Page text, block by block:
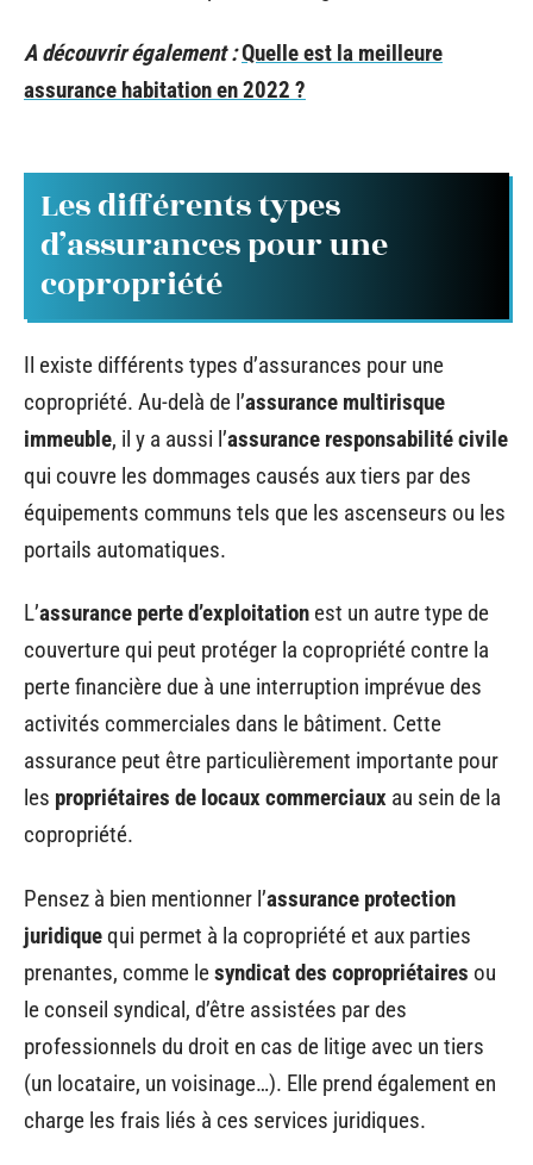
A découvrir également :Quelle est la meilleure
assurance habitation en 2022 ?
Les différents types
d’assurances pour une
copropriété
Il existe différents types d’assurances pour une
copropriété. Au-delà de l’assurance multirisque
immeuble, il y a aussi l’assurance responsabilité civile
qui couvre les dommages causés aux tiers par des
équipements communs tels que les ascenseurs ou les
portails automatiques.
L’assurance perte d’exploitation est un autre type de
couverture qui peut protéger la copropriété contre la
perte financière due à une interruption imprévue des
activités commerciales dans le bâtiment. Cette
assurance peut être particulièrement importante pour
les propriétaires de locaux commerciaux au sein de la
copropriété.
Pensez à bien mentionner l’assurance protection
juridiquequi permet à la copropriété et aux parties
prenantes, comme lesyndicat des copropriétaires ou
le conseil syndical, d’être assistées par des
professionnels du droit en cas de litige avec un tiers
(un locataire, un voisinage…). Elle prend également en
charge les frais liés à ces services juridiques.